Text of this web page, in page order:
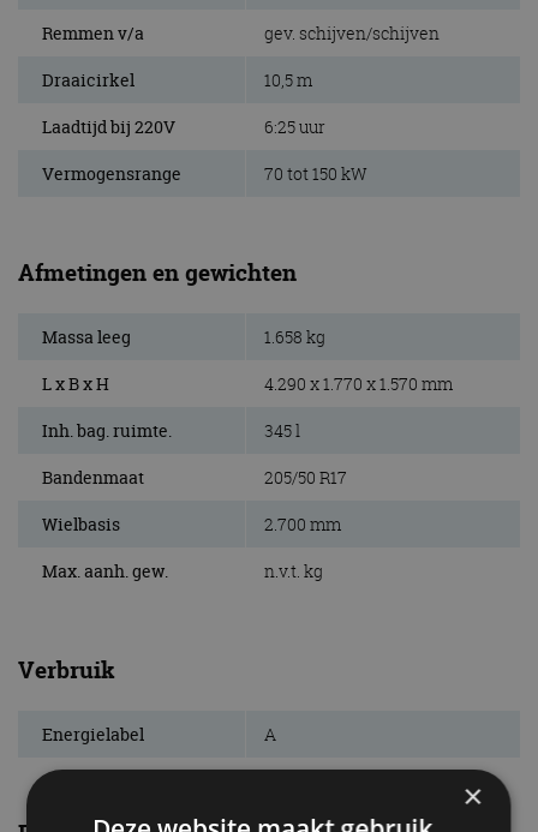
Remmen v/a gev. schijven/schijven
Draaicirkel 10,5 m
Laadtijd bij 220V 6:25 uur
Vermogensrange 70 tot 150 kW
Afmetingen en gewichten
Massa leeg 1.658 kg
L x B x H 4.290 x 1.770 x 1.570 mm
Inh. bag. ruimte. 345 l
Bandenmaat 205/50 R17
Wielbasis 2.700 mm
Max. aanh. gew. n.v.t. kg
Verbruik
Energielabel A
×